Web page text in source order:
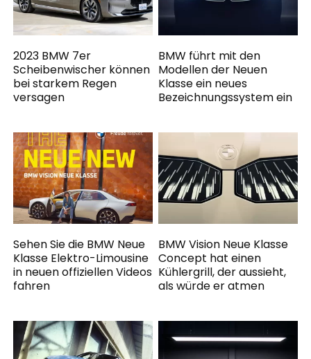
2023 BMW 7er
Scheibenwischer können
bei starkem Regen
versagen
BMW führt mit den
Modellen der Neuen
Klasse ein neues
Bezeichnungssystem ein
Sehen Sie die BMW Neue
Klasse Elektro-Limousine
in neuen offiziellen Videos
fahren
BMW Vision Neue Klasse
Concept hat einen
Kühlergrill, der aussieht,
als würde er atmen